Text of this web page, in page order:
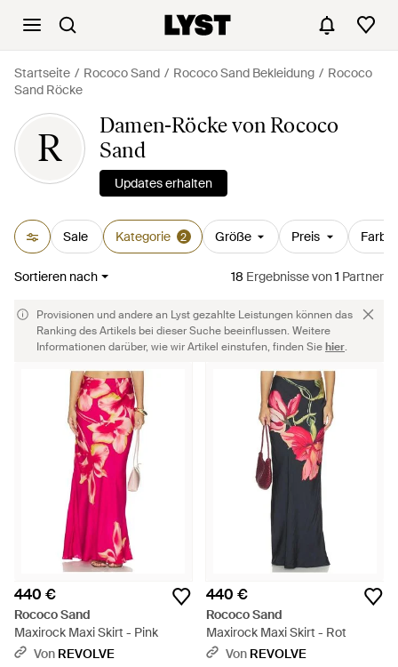
Startseite Rococo Sand Rococo Sand Bekleidung
Rococo
Sand Röcke
R
Damen-Röcke von Rococo
Sand
Updates erhalten
Sale Kategorie 2 Größe Preis Farbe
Sortieren nach 18 Ergebnissevon1 Partner
Provisionen und andere an Lyst gezahlte Leistungen können das
Ranking des Artikels bei dieser Suche beeinflussen. Weitere
Informationen darüber, wie wir Artikel einstufen, finden Siehier.
440 €
Rococo Sand
Maxirock Maxi Skirt - Pink
Von REVOLVE
440 €
Rococo Sand
Maxirock Maxi Skirt - Rot
Von REVOLVE